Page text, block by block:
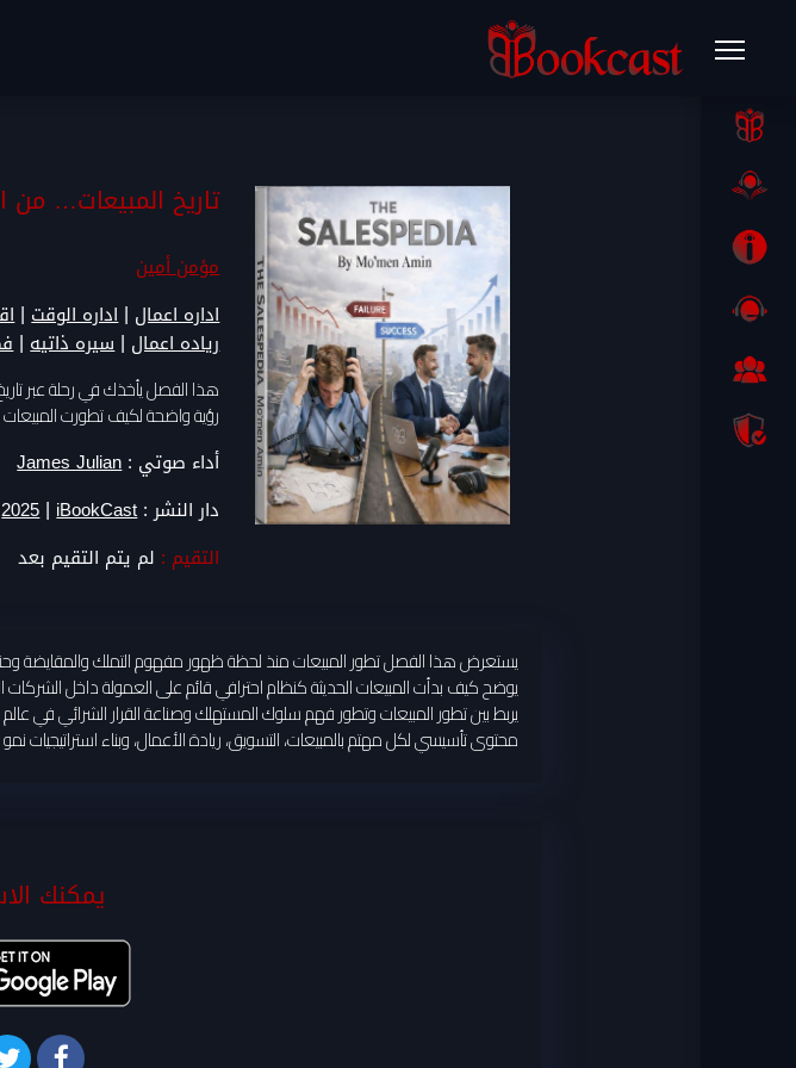
تاريخ المبيعات… من
مؤمن أمين
اداره اعمال |اداره الوقت|
رياده اعمال |سيره ذاتيه|
هذا الفصل يأخذك في رحلة عبر
رؤية واضحة لكيف تطورت المبيعات
أداء صوتي :James Julian
دار النشر :iBookCast
|
2025
التقيم : لم يتم التقيم بعد
يستعرض هذا الفصل تطور المبيعات منذ لحظة ظهور مفهوم التملك والمقايضة
يوضح كيف بدأت المبيعات الحديثة كنظام احترافي قائم على العمولة داخل الشركات
يربط بين تطور المبيعات وتطور فهم سلوك المستهلك وصناعة القرار الشرائي في
محتوى تأسيسي لكل مهتم بالمبيعات، التسويق، ريادة الأعمال، وبناء استراتيجيات
يمكنك